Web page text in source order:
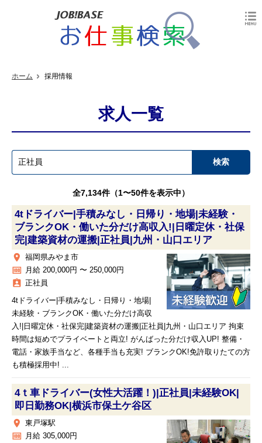
ホーム 採用情報
求人一覧
全7,134件（1〜50件を表示中）
4tドライバー|手積みなし・日帰り・地場|未経験・
ブランクOK・働いた分だけ高収入!|日曜定休・社保
完|建築資材の運搬|正社員|九州・山口エリア
place 福岡県みやま市
money 月給 200,000円 〜 250,000円
assignment_ind 正社員
4tドライバー|手積みなし・日帰り・地場|
未経験・ブランクOK・働いた分だけ高収
入!|日曜定休・社保完|建築資材の運搬|正社員|九州・山口エリア 拘束
時間は短めでプライベートと両立! がんばった分だけ収入UP! 整備・
電話・家族手当など、各種手当も充実! ブランクOK!免許取りたての方
も積極採用中! ...
4ｔ車ドライバー(女性大活躍！)|正社員|未経験OK|
即日勤務OK|横浜市保土ケ谷区
place 東戸塚駅
money 月給 305,000円